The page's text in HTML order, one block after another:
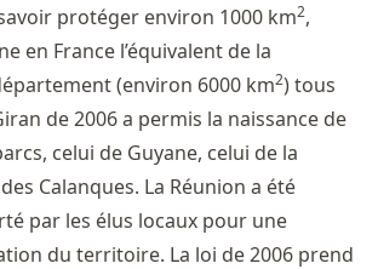
protéger environ 1000 km2,
en France l’équivalent de la
(environ 6000 km2) tous
de 2006 a permis la naissance de
celui de Guyane, celui de la
Calanques. La Réunion a été
par les élus locaux pour une
du territoire. La loi de 2006 prend